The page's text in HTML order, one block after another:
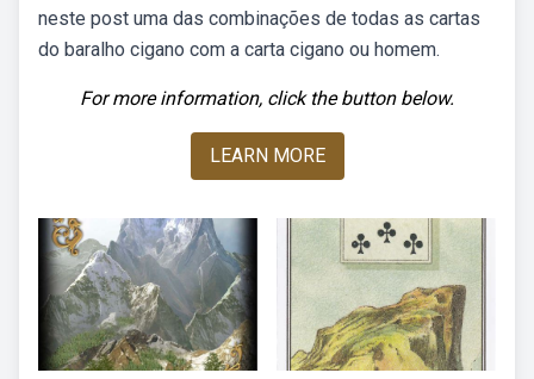
neste post uma das combinações de todas as cartas
do baralho cigano com a carta cigano ou homem.
For more information, click the button below.
LEARN MORE